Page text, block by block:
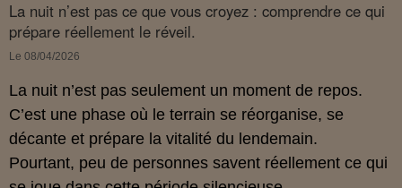
La nuit n’est pas ce que vous croyez : comprendre ce qui
prépare réellement le réveil.
Le 08/04/2026
La nuit n’est pas seulement un moment de repos.
C’est une phase où le terrain se réorganise, se
décante et prépare la vitalité du lendemain.
Pourtant, peu de personnes savent réellement ce qui